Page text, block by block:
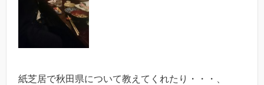
紙芝居で秋田県について教えてくれたり・・・、